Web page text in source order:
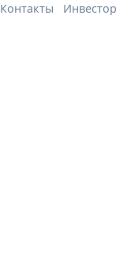
Контакты